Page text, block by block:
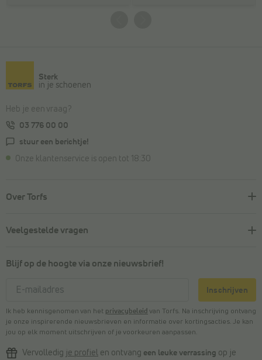
Sterk
in je schoenen
Heb je een vraag?
03 776 00 00
stuur een berichtje!
Onze klantenservice is open tot 18:30
Over Torfs
Veelgestelde vragen
Blijf op de hoogte via onze nieuwsbrief!
Inschrijven
Ik heb kennisgenomen van het privacybeleid van Torfs. Na inschrijving ontvang
je onze inspirerende nieuwsbrieven en informatie over kortingsacties. Je kan
jou op elk moment uitschrijven of je voorkeuren aanpassen.
Vervolledig je profiel en ontvang een leuke verrassing op je